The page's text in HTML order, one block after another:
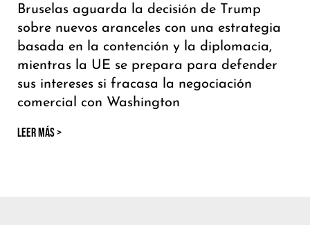
Bruselas aguarda la decisión de Trump
sobre nuevos aranceles con una estrategia
basada en la contención y la diplomacia,
mientras la UE se prepara para defender
sus intereses si fracasa la negociación
comercial con Washington
LEER MÁS >